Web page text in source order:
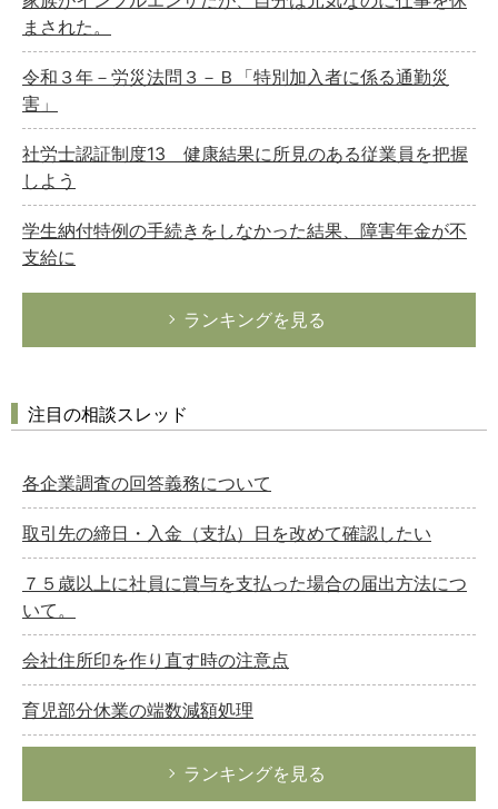
まされた。
令和３年－労災法問３－Ｂ「特別加入者に係る通勤災
害」
社労士認証制度13 健康結果に所見のある従業員を把握
しよう
学生納付特例の手続きをしなかった結果、障害年金が不
支給に
ランキングを見る
注目の相談スレッド
各企業調査の回答義務について
取引先の締日・入金（支払）日を改めて確認したい
７５歳以上に社員に賞与を支払った場合の届出方法につ
いて。
会社住所印を作り直す時の注意点
育児部分休業の端数減額処理
ランキングを見る